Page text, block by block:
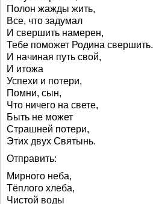
Полон жажды жить,
Все, что задумал
И свершить намерен,
Тебе поможет Родина свершить.
И начиная путь свой,
И итожа
Успехи и потери,
Помни, сын,
Что ничего на свете,
Быть не может
Страшней потери,
Этих двух Святынь.
Отправить:
Мирного неба,
Тёплого хлеба,
Чистой воды